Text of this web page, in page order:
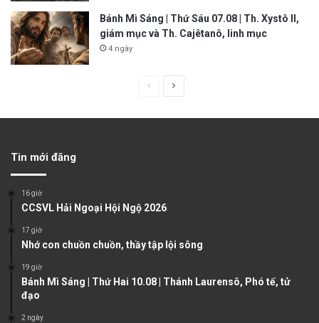
Bánh Mì Sáng | Thứ Sáu 07.08 | Th. Xystô II,
giám mục và Th. Cajêtanô, linh mục
4 ngày
u
p
g
Tin mới đăng
16 giờ
CCSVL Hải Ngoại Hội Ngộ 2026
17 giờ
Nhớ con chuồn chuồn, thầy tập lội sông
19 giờ
Bánh Mì Sáng | Thứ Hai 10.08 | Thánh Laurensô, Phó tế, tử
đạo
2 ngày